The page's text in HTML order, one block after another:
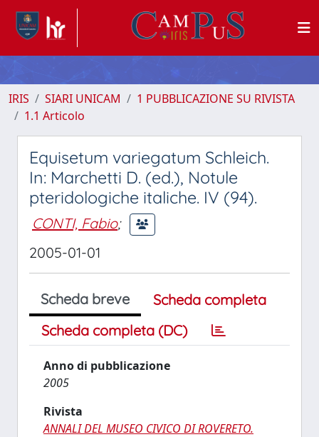
IRIS SIARI UNICAM
1 PUBBLICAZIONE SU RIVISTA
1.1 Articolo
Equisetum variegatum Schleich.
In: Marchetti D. (ed.), Notule
pteridologiche italiche. IV (94).
CONTI, Fabio;
2005-01-01
Scheda breve
Scheda completa
Scheda completa (DC)
Anno di pubblicazione
2005
Rivista
ANNALI DEL MUSEO CIVICO DI ROVERETO.